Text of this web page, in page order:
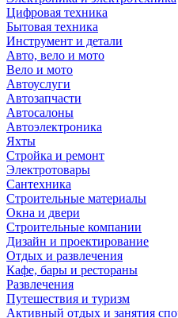
Цифровая техника
Бытовая техника
Инструмент и детали
Авто, вело и мото
Вело и мото
Автоуслуги
Автозапчасти
Автосалоны
Автоэлектроника
Яхты
Стройка и ремонт
Электротовары
Сантехника
Строительные материалы
Окна и двери
Строительные компании
Дизайн и проектирование
Отдых и развлечения
Кафе, бары и рестораны
Развлечения
Путешествия и туризм
Активный отдых и занятия